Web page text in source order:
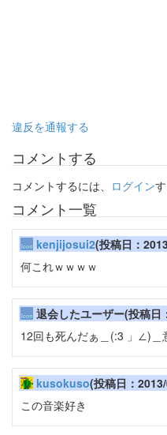
違反を通報する
コメントする
コメントするには、 ログイン
コメント一覧
kenjijosui2(投稿日：
何これｗｗｗｗ
退会したユーザー(投稿
12回も死んだぁ＿(:3 」∠)＿
kusokuso(投稿日：
この音楽好き